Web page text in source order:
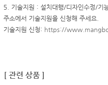
5. 기술지원 : 설치대행/디자인수정/기
주소에서 기술지원을 신청해 주세요.
기술지원 신청: https://
[ 관련 상품 ]